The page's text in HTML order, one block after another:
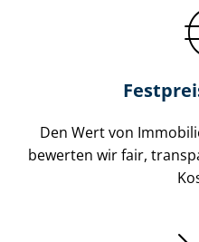
Den Wert von
bewerten wir fair,